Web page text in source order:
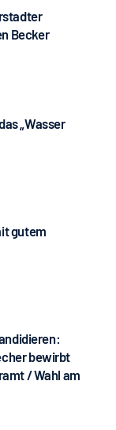
Becker
„Wasser
gutem
bewirbt
/ Wahl am